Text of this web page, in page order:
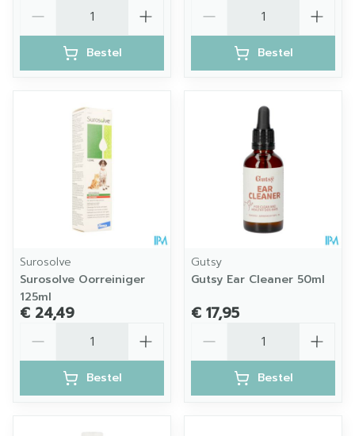
Bestel Bestel
Surosolve
Surosolve Oorreiniger
125ml
€ 24,49
Bestel
Gutsy
Gutsy Ear Cleaner 50ml
€ 17,95
Bestel